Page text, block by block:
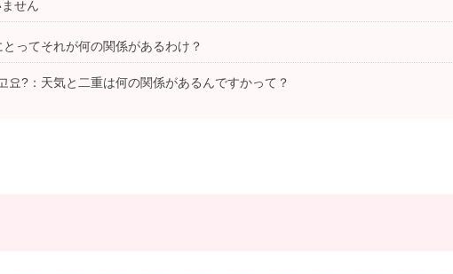
せん
ってそれが何の関係があるわけ？
요?：天気と二重は何の関係があるんですかって？